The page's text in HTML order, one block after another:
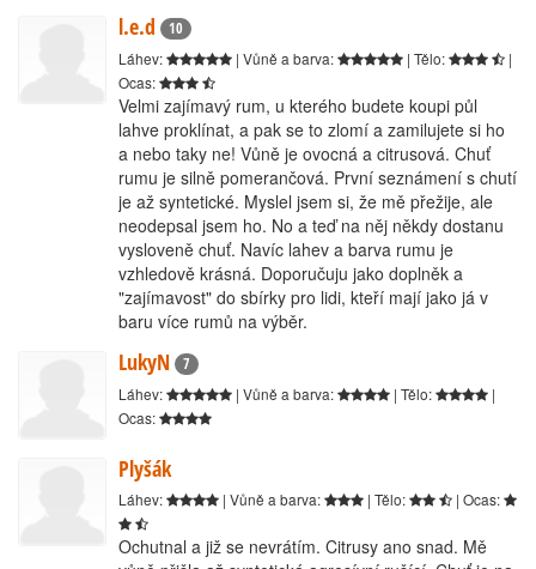
l.e.d
10
Láhev:
| Vůně a barva: | Tělo:
|
Ocas:
Velmi zajímavý rum, u kterého budete koupi půl
lahve proklínat, a pak se to zlomí a zamilujete si ho
a nebo taky ne! Vůně je ovocná a citrusová. Chuť
rumu je silně pomerančová. První seznámení s chutí
je až syntetické. Myslel jsem si, že mě přežije, ale
neodepsal jsem ho. No a teď na něj někdy dostanu
vysloveně chuť. Navíc lahev a barva rumu je
vzhledově krásná. Doporučuju jako doplněk a
"zajímavost" do sbírky pro lidi, kteří mají jako já v
baru více rumů na výběr.
LukyN
7
Láhev:
| Vůně a barva: | Tělo:
|
Ocas:
Plyšák
Láhev: | Vůně a barva: | Tělo: | Ocas:
Ochutnal a již se nevrátím. Citrusy ano snad. Mě